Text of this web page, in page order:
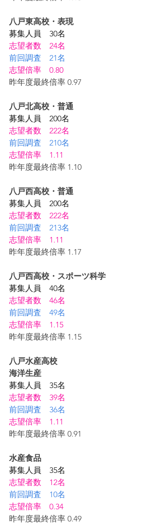
八戸東高校・表現
募集人員　30名
志望者数　24名
前回調査　21名
志望倍率　0.80
昨年度最終倍率 0.97
八戸北高校・普通
募集人員　200名
志望者数　222名
前回調査　210名
志望倍率　1.11
昨年度最終倍率 1.10
八戸西高校・普通
募集人員　200名
志望者数　222名
前回調査　213名
志望倍率　1.11
昨年度最終倍率 1.17
八戸西高校・スポーツ科学
募集人員　40名
志望者数　46名
前回調査　49名
志望倍率　1.15
昨年度最終倍率 1.15
八戸水産高校
海洋生産
募集人員　35名
志望者数　39名
前回調査　36名
志望倍率　1.11
昨年度最終倍率 0.91
水産食品
募集人員　35名
志望者数　12名
前回調査　10名
志望倍率　0.34
昨年度最終倍率 0.49